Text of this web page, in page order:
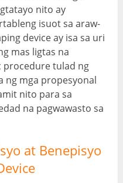
nito ay
isuot sa araw-
device ay isa sa uri
mas ligtas na
procedure tulad ng
ng mga propesyonal
nito para sa
na pagwawasto sa
at Benepisyo